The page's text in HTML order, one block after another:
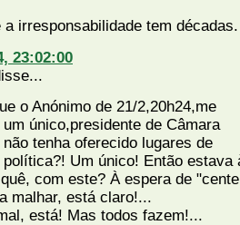
a irresponsabilidade tem décadas.
23:02:00
o Anónimo de 21/2,20h24,me
único,presidente de Câmara
tenha oferecido lugares de
política?! Um único! Então estava
com este? À espera de
malhar, está claro!...
está! Mas todos fazem!...